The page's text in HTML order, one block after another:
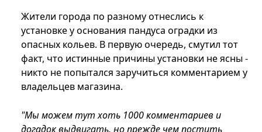
Жители города по разному отнеслись к
установке у основания пандуса оградки из
опасных кольев. В первую очередь, смутил тот
факт, что истинные причины установки не ясны -
никто не попытался заручиться комментарием у
владельцев магазина.
"Мы можем тут хоть 1000 комментариев и
догадок выдвигать, но прежде чем постить